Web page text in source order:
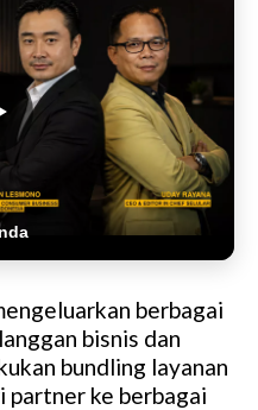
berbagai
bisnis dan
bundling layanan
partner ke berbagai